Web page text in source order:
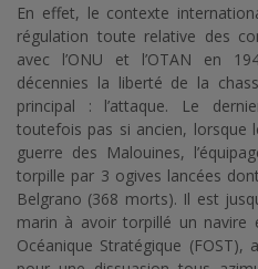
En effet, le contexte
régulation toute relative des
avec l’ONU et l’OTAN en
décennies la liberté de la
principal : l’attaque. Le
toutefois pas si ancien, lorsque
guerre des Malouines,
torpille par 3 ogives lancées
Belgrano (368 morts). Il est
marin à avoir torpillé un navire
Océanique Stratégique